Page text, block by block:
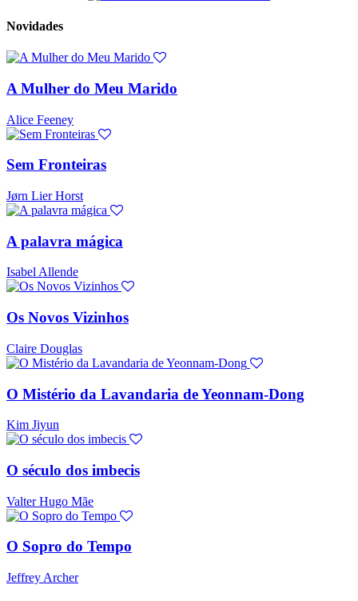
Novidades
A Mulher do Meu Marido
Alice Feeney
Sem Fronteiras
Jørn Lier Horst
A palavra mágica
Isabel Allende
Os Novos Vizinhos
Claire Douglas
O Mistério da Lavandaria de Yeonnam-Dong
Kim Jiyun
O século dos imbecis
Valter Hugo Mãe
O Sopro do Tempo
Jeffrey Archer